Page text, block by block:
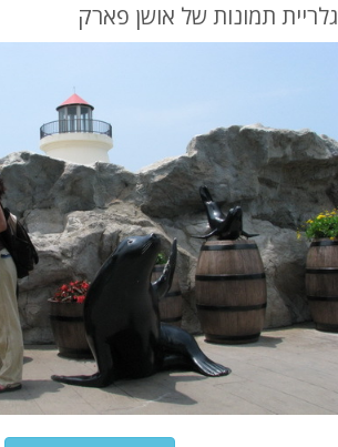
גלריית תמונות של אושן פארק